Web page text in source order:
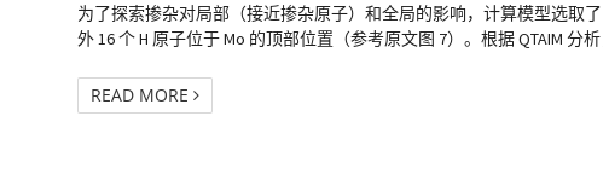
为了探索掺杂对局部（接近掺杂原子）和全局的影响，计算模型选取
外 16 个 H 原子位于 Mo 的顶部位置（参考原文图 7）。根据 QTAIM 分
READ MORE